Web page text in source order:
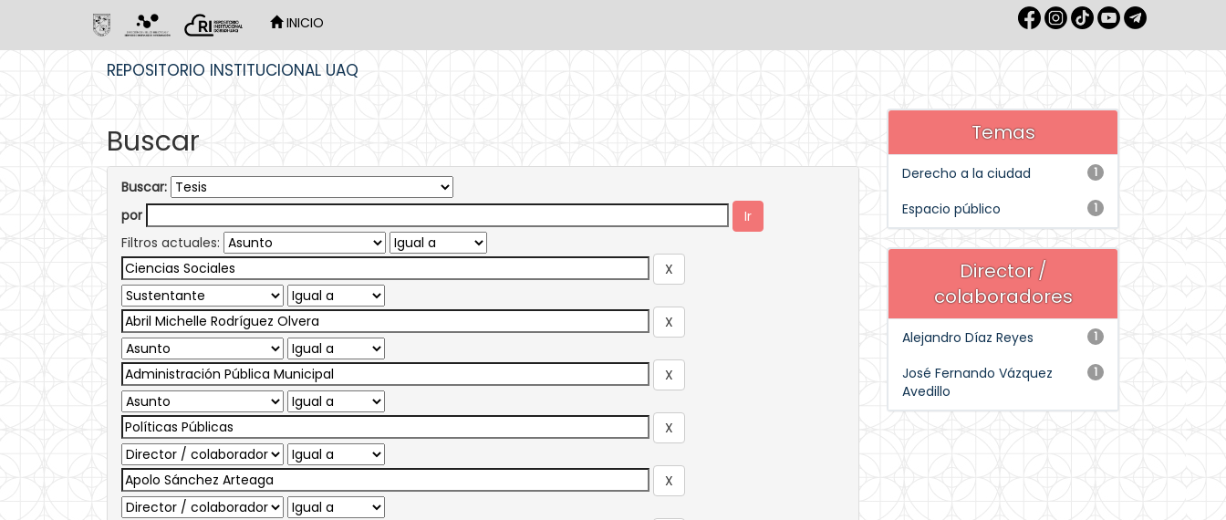
INICIO
REPOSITORIO INSTITUCIONAL UAQ
Buscar
Buscar:
por
Filtros actuales:
Temas
1
Derecho a la ciudad
1
Espacio público
Director /
colaboradores
1
Alejandro Díaz Reyes
1
José Fernando Vázquez
Avedillo